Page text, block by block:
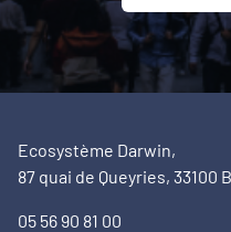
Ecosystème Darwin,
87 quai de Queyries, 33100
05 56 90 81 00